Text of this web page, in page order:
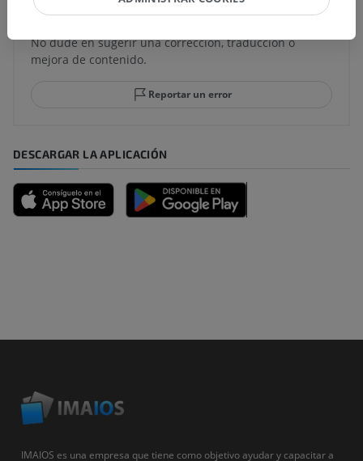
¿Ha detectado un error?
No dude en sugerir una corrección, traducción o
mejora de contenido.
Reportar un error
DESCARGAR LA APLICACIÓN
IMAIOS es una empresa que tiene como objetivo ayudar y capacitar a